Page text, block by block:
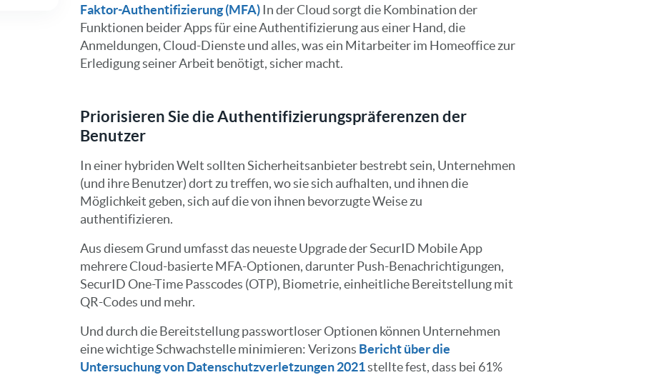
Faktor-Authentifizierung (MFA)In der Cloud sorgt die Kombination der
Funktionen beider Apps für eine Authentifizierung aus einer Hand, die
Anmeldungen, Cloud-Dienste und alles, was ein Mitarbeiter im Homeoffice zur
Erledigung seiner Arbeit benötigt, sicher macht.
Priorisieren Sie die Authentifizierungspräferenzen der
Benutzer
In einer hybriden Welt sollten Sicherheitsanbieter bestrebt sein, Unternehmen
(und ihre Benutzer) dort zu treffen, wo sie sich aufhalten, und ihnen die
Möglichkeit geben, sich auf die von ihnen bevorzugte Weise zu
authentifizieren.
Aus diesem Grund umfasst das neueste Upgrade der SecurID Mobile App
mehrere Cloud-basierte MFA-Optionen, darunter Push-Benachrichtigungen,
SecurID One-Time Passcodes (OTP), Biometrie, einheitliche Bereitstellung mit
QR-Codes und mehr.
Und durch die Bereitstellung passwortloser Optionen können Unternehmen
eine wichtige Schwachstelle minimieren: Verizons Bericht über die
Untersuchung von Datenschutzverletzungen 2021stellte fest, dass bei 61%